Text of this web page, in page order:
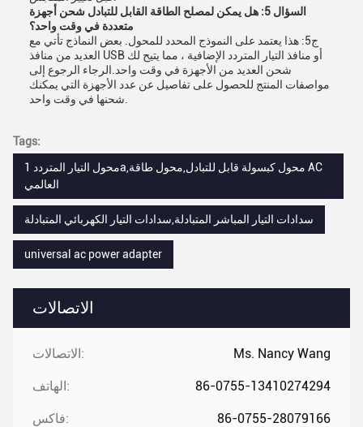
الاتصالات
الاتصالات: Ms. Nancy Wang
الهاتف: 86-0755-13410274294
فاكس: 86-0755-28079166
السؤال 5: هل يمكن لمصلح الطاقة القابل للتبادل شحن أجهزة
متعددة في وقت واحد؟
ج5: هذا يعتمد على النموذج المحدد للمحول. بعض النماذج تأتي مع
العديد من منافذ USB أو منافذ التيار المتردد الإضافية ، مما يتيح لك
شحن العديد من الأجهزة في وقت واحد.الرجاء الرجوع إلى
مواصفات المنتج للحصول على تفاصيل عن عدد الأجهزة التي يمكنك
Tags:
محول التيار المتردد 1a,محول كبسولة قابل للتبادل,محول طاقة AC
العالمي
سدادات التيار المباشر المتبادلة,سدادات التيار الكهربائي المتبادلة
universal ac power adapter